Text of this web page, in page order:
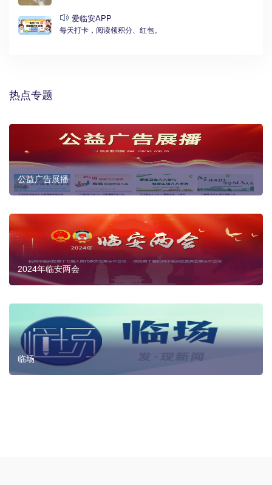
爱临安APP
每天打卡，阅读领积分、红包。
热点专题
公益广告展播
2024年临安两会
临场